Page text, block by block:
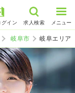
イン 求人検索 メニュー
岐阜市 岐阜エリア